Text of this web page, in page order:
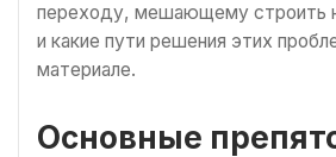
переходу, мешающему строить
и какие пути решения этих
материале.
Основные